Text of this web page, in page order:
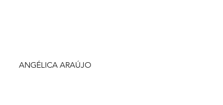
ANGÉLICA ARAÚJO